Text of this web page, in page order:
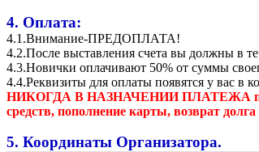
4. Оплата:
4.1.Внимание-ПРЕДОПЛАТА!
4.2.После выставления счета вы должны в
4.3.Новички оплачивают 50% от суммы
4.4.Реквизиты для оплаты появятся у вас в
НИКОГДА В НАЗНАЧЕНИИ ПЛАТЕЖА при
средств, пополнение карты, возврат долга
5. Координаты Организатора.